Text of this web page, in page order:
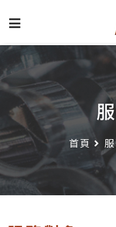
首頁